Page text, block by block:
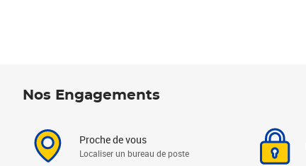
Nos Engagements
Proche de vous
Localiser un bureau de poste